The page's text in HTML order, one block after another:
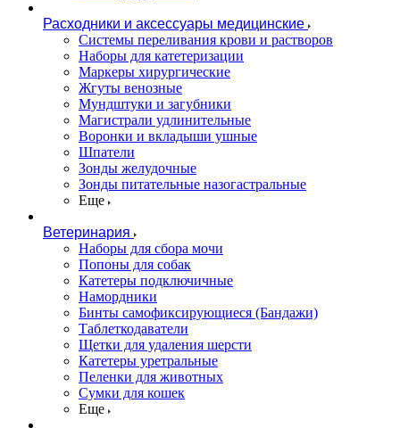
Расходники и аксессуары медицинские
Системы переливания крови и растворов
Наборы для катетеризации
Маркеры хирургические
Жгуты венозные
Мундштуки и загубники
Магистрали удлинительные
Воронки и вкладыши ушные
Шпатели
Зонды желудочные
Зонды питательные назогастральные
Еще
Ветеринария
Наборы для сбора мочи
Попоны для собак
Катетеры подключичные
Намордники
Бинты самофиксирующиеся (Бандажи)
Таблеткодаватели
Щетки для удаления шерсти
Катетеры уретральные
Пеленки для животных
Сумки для кошек
Еще